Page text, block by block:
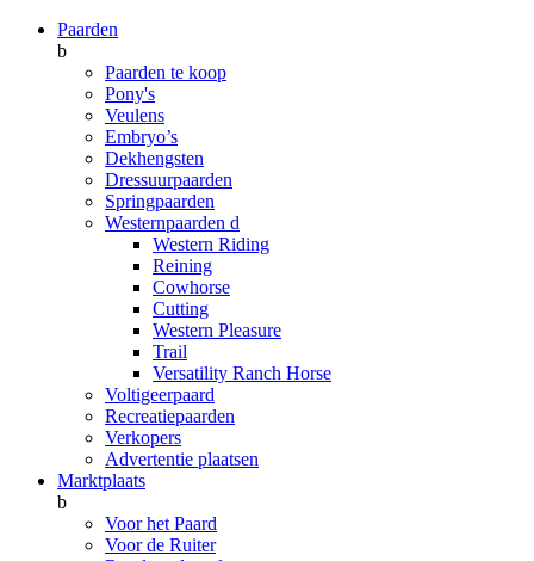
Paarden
b
Paarden te koop
Pony's
Veulens
Embryo’s
Dekhengsten
Dressuurpaarden
Springpaarden
Westernpaarden d
Western Riding
Reining
Cowhorse
Cutting
Western Pleasure
Trail
Versatility Ranch Horse
Voltigeerpaard
Recreatiepaarden
Verkopers
Advertentie plaatsen
Marktplaats
b
Voor het Paard
Voor de Ruiter